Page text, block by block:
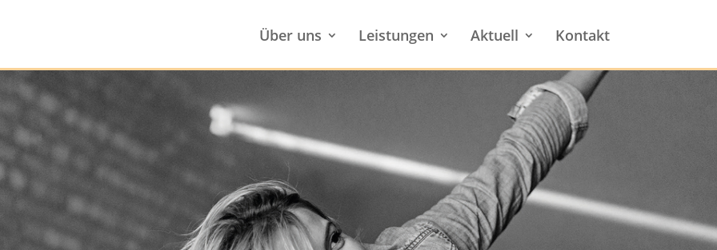
Über uns Leistungen Aktuell Kontakt